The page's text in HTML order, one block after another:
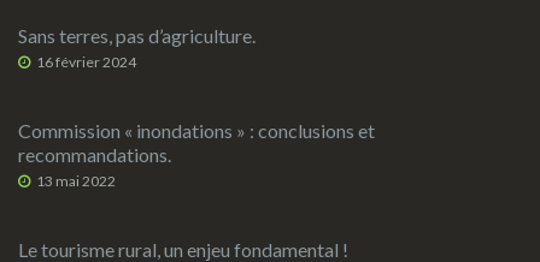
Sans terres, pas d’agriculture.
16 février 2024
Commission « inondations » : conclusions et
recommandations.
13 mai 2022
Le tourisme rural, un enjeu fondamental !